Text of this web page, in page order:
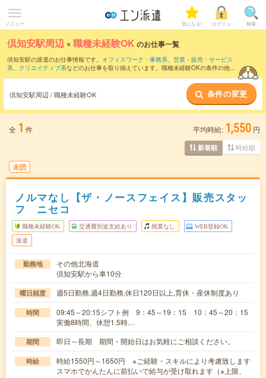
メニュー 気になる! ログイン 検索
倶知安駅周辺 ×職種未経験OK のお仕事一覧
倶知安駅の派遣のお仕事情報です。 オフィスワーク・事務系、 営業・販売・サービス
系、 クリエイティブ系などのお仕事を取り揃えています。職種未経験OKの条件の他
倶知安駅周辺 / 職種未経験OK 条件の変更
全 1 件 平均時給: 1,550 円
新着順 時給順
未読
ノルマなし【ザ・ノースフェイス】販売スタッ
フ ニセコ
職種未経験OK 交通費別途支給あり 残業なし WEB登録OK
派遣
勤務地
その他北海道
倶知安駅から車10分
曜日頻度 週5日勤務,週4日勤務,休日120日以上,育休・産休制度あり
時間
09:45～20:15シフト例 9：45～19：15 10：45～20：15
実働8時間、休憩1.5時…
期間 即日～長期 期間・開始日はお気軽にご相談ください。
時給
時給1550円～1650円 ※ご経験・スキルにより考慮致します
スマホでかんたんに前払いで給与が受け取れます（※上限、